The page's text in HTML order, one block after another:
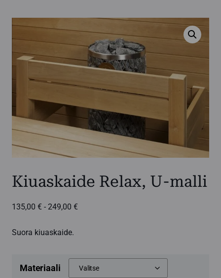
Kiuaskaide Relax, U-malli
135,00 € - 249,00 €
Suora kiuaskaide.
Materiaali